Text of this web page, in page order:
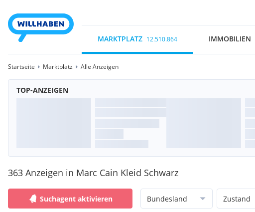
MARKTPLATZ 12.510.864 IMMOBILIEN
Startseite Marktplatz Alle Anzeigen
TOP-ANZEIGEN
363 Anzeigen in Marc Cain Kleid Schwarz
Suchagent aktivieren Bundesland Zustand